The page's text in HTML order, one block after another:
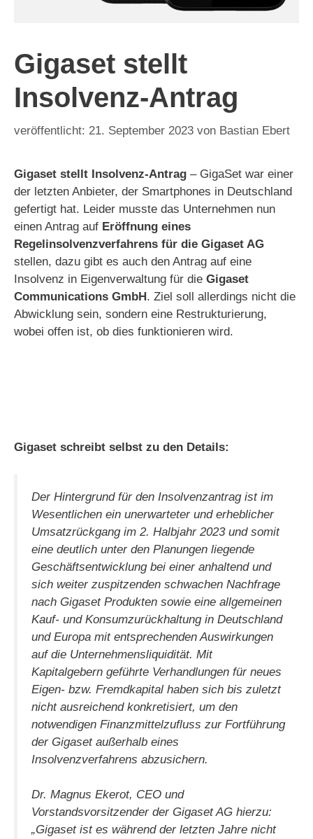
Gigaset stellt
Insolvenz-Antrag
21. September 2023 von Bastian Ebert
Gigaset stellt Insolvenz-Antrag – GigaSet war einer
der letzten Anbieter, der Smartphones in Deutschland
gefertigt hat. Leider musste das Unternehmen nun
einen Antrag auf Eröffnung eines
Regelinsolvenzverfahrens für die Gigaset AG
stellen, dazu gibt es auch den Antrag auf eine
Insolvenz in Eigenverwaltung für die Gigaset
Communications GmbH. Ziel soll allerdings nicht die
Abwicklung sein, sondern eine Restrukturierung,
wobei offen ist, ob dies funktionieren wird.
Gigaset schreibt selbst zu den Details:
Der Hintergrund für den Insolvenzantrag ist im
Wesentlichen ein unerwarteter und erheblicher
Umsatzrückgang im 2. Halbjahr 2023 und somit
eine deutlich unter den Planungen liegende
Geschäftsentwicklung bei einer anhaltend und
sich weiter zuspitzenden schwachen Nachfrage
nach Gigaset Produkten sowie eine allgemeinen
Kauf- und Konsumzurückhaltung in Deutschland
und Europa mit entsprechenden Auswirkungen
auf die Unternehmensliquidität. Mit
Kapitalgebern geführte Verhandlungen für neues
Eigen- bzw. Fremdkapital haben sich bis zuletzt
nicht ausreichend konkretisiert, um den
notwendigen Finanzmittelzufluss zur Fortführung
der Gigaset außerhalb eines
Insolvenzverfahrens abzusichern.
Dr. Magnus Ekerot, CEO und
Vorstandsvorsitzender der Gigaset AG hierzu:
„Gigaset ist es während der letzten Jahre nicht